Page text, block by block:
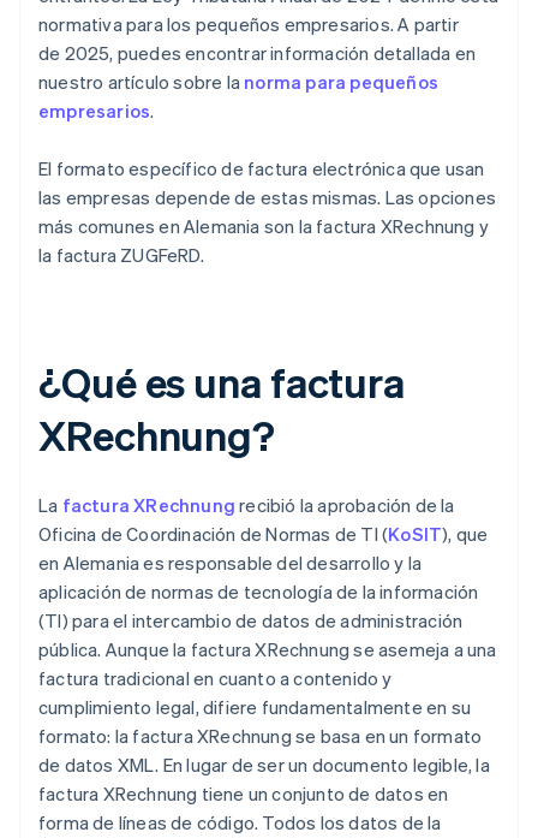
normativa para los pequeños empresarios. A partir
de 2025, puedes encontrar información detallada en
nuestro artículo sobre la norma para pequeños
empresarios.
El formato específico de factura electrónica que usan
las empresas depende de estas mismas. Las opciones
más comunes en Alemania son la factura XRechnung y
la factura ZUGFeRD.
¿Qué es una factura
XRechnung?
La factura XRechnung recibió la aprobación de la
Oficina de Coordinación de Normas de TI (KoSIT), que
en Alemania es responsable del desarrollo y la
aplicación de normas de tecnología de la información
(TI) para el intercambio de datos de administración
pública. Aunque la factura XRechnung se asemeja a una
factura tradicional en cuanto a contenido y
cumplimiento legal, difiere fundamentalmente en su
formato: la factura XRechnung se basa en un formato
de datos XML. En lugar de ser un documento legible, la
factura XRechnung tiene un conjunto de datos en
forma de líneas de código. Todos los datos de la